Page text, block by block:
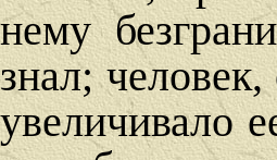
нему
знал;
увеличивало